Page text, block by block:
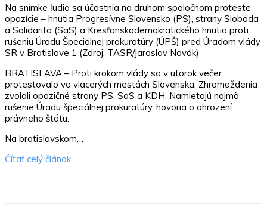
Na snímke ľudia sa účastnia na druhom spoločnom proteste
opozície – hnutia Progresívne Slovensko (PS), strany Sloboda
a Solidarita (SaS) a Kresťanskodemokratického hnutia proti
rušeniu Úradu Špeciálnej prokuratúry (ÚPŠ) pred Úradom vlády
SR v Bratislave 1 (Zdroj: TASR/Jaroslav Novák)
BRATISLAVA – Proti krokom vlády sa v utorok večer
protestovalo vo viacerých mestách Slovenska. Zhromaždenia
zvolali opozičné strany PS, SaS a KDH. Namietajú najmä
rušenie Úradu špeciálnej prokuratúry, hovoria o ohrození
právneho štátu.
Na bratislavskom…
Čítať celý článok